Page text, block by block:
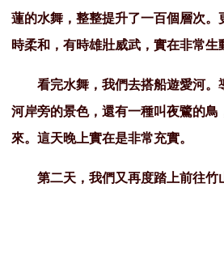
蓮的水舞，整整提升了一百個層次。
時柔和，有時雄壯威武，實在非常生
看完水舞，我們去搭船遊愛河。
河岸旁的景色，還有一種叫夜鷺的鳥
來。這天晚上實在是非常充實。
第二天，我們又再度踏上前往竹